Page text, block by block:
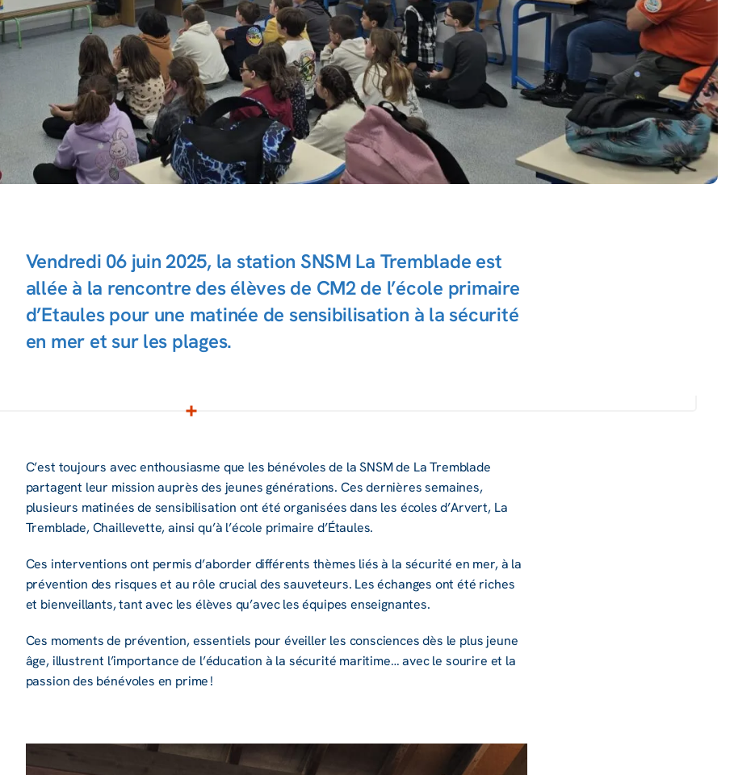
Vendredi 06 juin 2025, la station SNSM La Tremblade est
allée à la rencontre des élèves de CM2 de l’école primaire
d’Etaules pour une matinée de sensibilisation à la sécurité
en mer et sur les plages.
C’est toujours avec enthou­siasme que les béné­voles de la SNSM de La Trem­blade
partagent leur mission auprès des jeunes géné­ra­tions. Ces dernières semaines,
plusieurs mati­nées de sensi­bi­li­sa­tion ont été orga­ni­sées dans les écoles d’Ar­vert, La
Trem­blade, Chaille­vette, ainsi qu’à l’école primaire d’Étaules.
Ces inter­ven­tions ont permis d’abor­der diffé­rents thèmes liés à la sécu­rité en mer, à la
préven­tion des risques et au rôle crucial des sauve­teurs. Les échanges ont été riches
et bien­veillants, tant avec les élèves qu’avec les équipes ensei­gnantes.
Ces moments de préven­tion, essen­tiels pour éveiller les consciences dès le plus jeune
âge, illus­trent l’im­por­tance de l’édu­ca­tion à la sécu­rité mari­ti­me… avec le sourire et la
passion des béné­voles en prime !